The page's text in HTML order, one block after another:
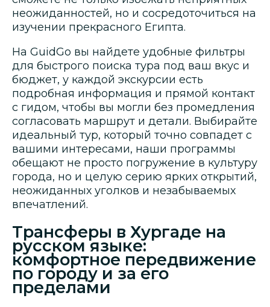
неожиданностей, но и сосредоточиться на
изучении прекрасного Египта.
На GuidGo вы найдете удобные фильтры
для быстрого поиска тура под ваш вкус и
бюджет, у каждой экскурсии есть
подробная информация и прямой контакт
с гидом, чтобы вы могли без промедления
согласовать маршрут и детали. Выбирайте
идеальный тур, который точно совпадет с
вашими интересами, наши программы
обещают не просто погружение в культуру
города, но и целую серию ярких открытий,
неожиданных уголков и незабываемых
впечатлений.
Трансферы в Хургаде на
русском языке:
комфортное передвижение
по городу и за его
пределами